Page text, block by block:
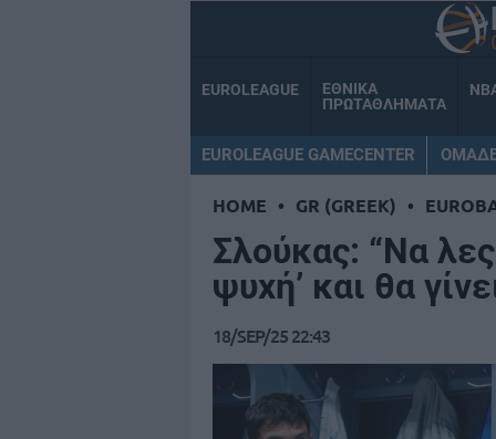
EUROLEAGUE
ΕΘΝΙΚΑ
ΠΡΩΤΑΘΛΗΜΑΤΑ
EUROLEAGUE GAMECENTER
HOME • GR (GREEK) •
Σλούκας: “Να
ψυχή’ και θα
18/SEP/25 22:43